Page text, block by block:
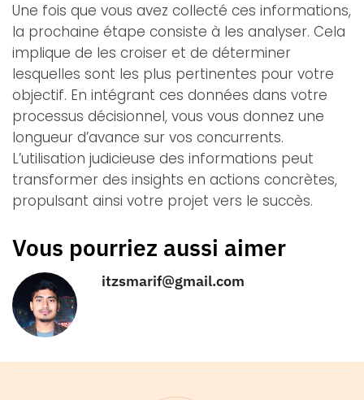
Une fois que vous avez collecté ces informations,
la prochaine étape consiste à les analyser. Cela
implique de les croiser et de déterminer
lesquelles sont les plus pertinentes pour votre
objectif. En intégrant ces données dans votre
processus décisionnel, vous vous donnez une
longueur d’avance sur vos concurrents.
L’utilisation judicieuse des informations peut
transformer des insights en actions concrètes,
propulsant ainsi votre projet vers le succès.
Vous pourriez aussi aimer
itzsmarif@gmail.com